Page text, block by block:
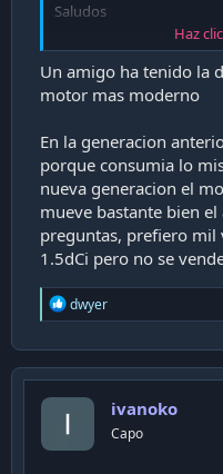
Saludos
Enviado desde mi SM-
Haz
Un amigo ha tenido la
motor mas moderno
En la generacion
porque consumia lo
nueva generacion el
mueve bastante bien
preguntas, prefiero mil
1.5dCi pero no se
R
e
c
t
dwyer
ivanoko
Capo